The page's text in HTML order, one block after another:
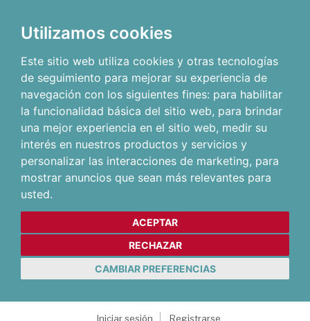
Utilizamos cookies
Este sitio web utiliza cookies y otras tecnologías
de seguimiento para mejorar su experiencia de
navegación con los siguientes fines: para habilitar
la funcionalidad básica del sitio web, para brindar
una mejor experiencia en el sitio web, medir su
interés en nuestros productos y servicios y
personalizar las interacciones de marketing, para
mostrar anuncios que sean más relevantes para
usted.
ACEPTAR
RECHAZAR
CAMBIAR PREFERENCIAS
Iniciar sesión
Registrarse